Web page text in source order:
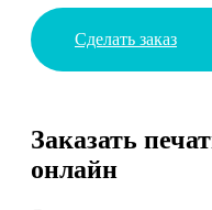
Сделать заказ
Заказать
онлайн